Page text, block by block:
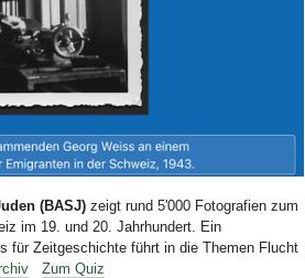
(BASJ)zeigt rund 5'000 Fotografien zum
im 19. und 20. Jahrhundert. Ein
für Zeitgeschichte führt in die Themen Flucht
Zum Quiz